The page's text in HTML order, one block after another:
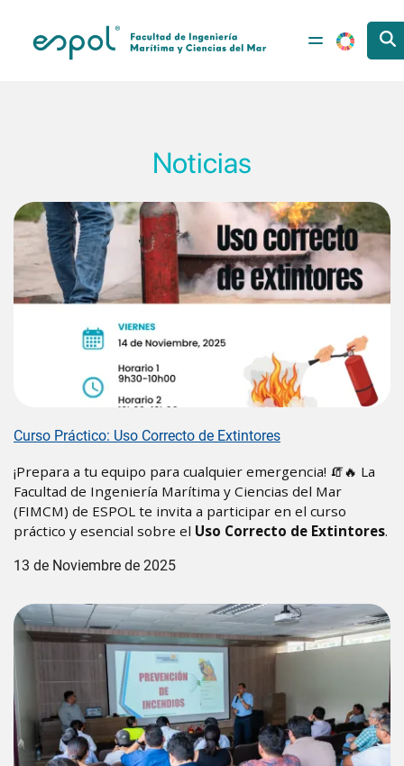
Noticias
Image
Curso Práctico: Uso Correcto de Extintores
¡Prepara a tu equipo para cualquier emergencia! 🧯🔥 La
Facultad de Ingeniería Marítima y Ciencias del Mar
(FIMCM) de ESPOL te invita a participar en el curso
práctico y esencial sobre el Uso Correcto de Extintores.
13 de Noviembre de 2025
Image